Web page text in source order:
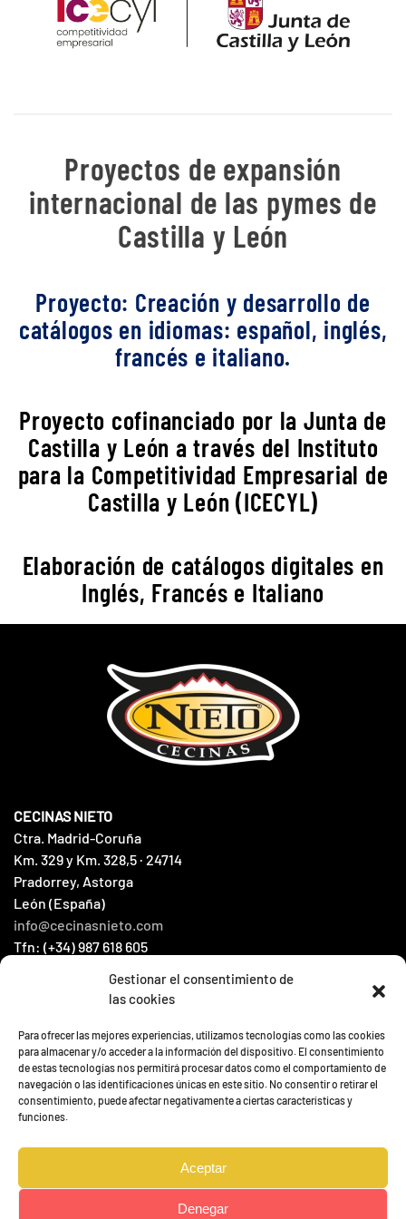
Gestionar el consentimiento de
las cookies
Para ofrecer las mejores experiencias, utilizamos tecnologías como las cookies
para almacenar y/o acceder a la información del dispositivo. El consentimiento
de estas tecnologías nos permitirá procesar datos como el comportamiento de
navegación o las identificaciones únicas en este sitio. No consentir o retirar el
consentimiento, puede afectar negativamente a ciertas características y
funciones.
Aceptar
Denegar
Proyectos de expansión
internacional de las pymes de
Castilla y León
Proyecto: Creación y desarrollo de
catálogos en idiomas: español, inglés,
francés e italiano.
Proyecto cofinanciado por la Junta de
Castilla y León a través del Instituto
para la Competitividad Empresarial de
Castilla y León (ICECYL)
Elaboración de catálogos digitales en
Inglés, Francés e Italiano
CECINAS NIETO
Ctra. Madrid-Coruña
Km. 329 y Km. 328,5 · 24714
Pradorrey, Astorga
León (España)
info@cecinasnieto.com
Tfn: (+34) 987 618 605
CATALOGUE
CONTACT
NEWS